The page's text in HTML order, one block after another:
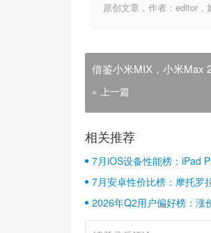
原创文章，作者：editor
借鉴小米MIX，小米Max
« 上一篇
相关推荐
7月iOS设备性能榜：iPad
7月安卓性价比榜：摩托罗
2026年Q2用户偏好榜：涨